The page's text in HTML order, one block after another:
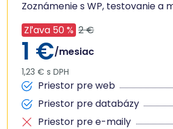
Zoznámenie s WP, testovanie a
Zľava 50 % 2 €
1 €/mesiac
1,23 € s DPH
Priestor pre web
Priestor pre databázy
Priestor pre e-maily